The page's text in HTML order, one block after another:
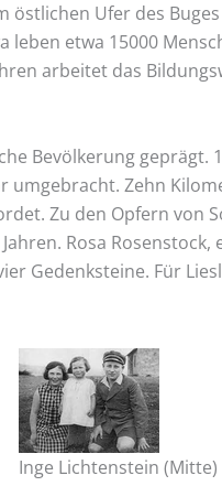
östlichen Ufer des
leben etwa 15000
arbeitet das
Bevölkerung geprägt.
Zehn
Zu den Opfern
Rosa
Gedenksteine. Für
Inge Lichtenstein